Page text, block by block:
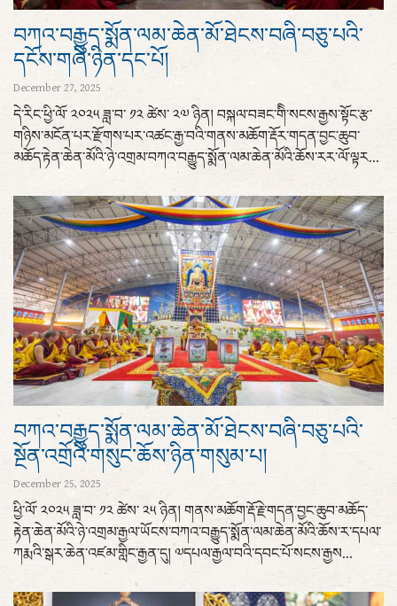
བཀའ་བརྒྱུད་སྨོན་ལམ་ཆེན་མོ་ཐེངས་བཞི་བཅུ་པའི་
དངོས་གཞི་ཉིན་དང་པོ།
December 27, 2025
དེ་རིང་ཕྱི་ལོ་ ༢༠༢༥ ཟླ་བ་ ༡༢ ཚེས་ ༢༧ ཉིན། བསྐལ་བཟང་གིི་སངས་རྒྱས་སྟོང་རྩ་
གཉིས་མངོན་པར་རྫོགས་པར་འཚང་རྒྱ་བའི་གནས་མཆོག་རྡོར་གདན་བྱང་ཆུབ་
མཆོད་རྟེན་ཆེན་མོའི་ཉེ་འགྲམ་བཀའ་བརྒྱུད་སྨོན་ལམ་ཆེན་མོའི་ཆོས་རར་ལོ་ལྟར...
བཀའ་བརྒྱུད་སྨོན་ལམ་ཆེན་མོ་ཐེངས་བཞི་བཅུ་པའི་
སྔོན་འགྲོའི་གསུང་ཆོས་ཉིན་གསུམ་པ།
December 25, 2025
ཕྱི་ལོ་ ༢༠༢༥ ཟླ་བ་ ༡༢ ཚེས་ ༢༥ ཉིན། གནས་མཆོག་རྡོ་རྗེ་གདན་བྱང་ཆུབ་མཆོད་
རྟེན་ཆེན་མོའི་ཉེ་འགྲམ་རྒྱལ་ཡོངས་བཀའ་བརྒྱུད་སྨོན་ལམ་ཆེན་མོའི་ཆོས་ར་དཔལ་
ཀརྨའི་སྒར་ཆེན་འཛམ་གླིང་རྒྱན་དུ། ༧དཔལ་རྒྱལ་བའི་དབང་པོ་སངས་རྒྱས...